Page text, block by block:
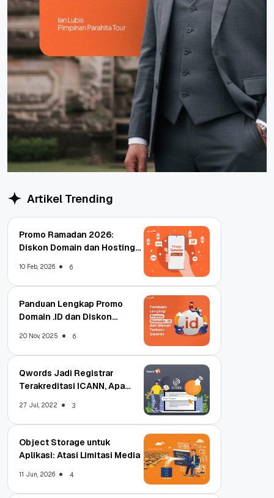
Artikel Trending
Promo Ramadan 2026:
Diskon Domain dan Hosting
10 Feb, 2026 6
Panduan Lengkap Promo
Domain .ID dan Diskon
20 Nov, 2025 6
Qwords Jadi Registrar
Terakreditasi ICANN, Apa
27 Jul, 2022 3
Object Storage untuk
Aplikasi: Atasi Limitasi Media
11 Jun, 2026 4